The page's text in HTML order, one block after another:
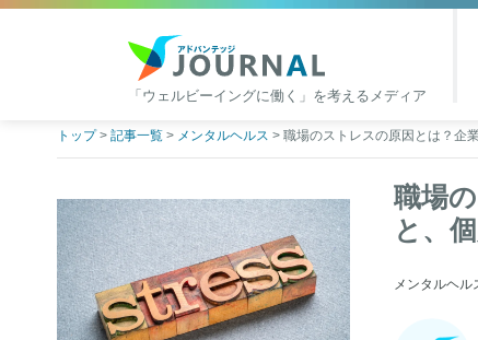
「ウェルビーイングに働く」を考えるメディア
トップ> 記事一覧 > メンタルヘルス > 職場のストレスの原因とは？企
職場
と、
メンタルヘル